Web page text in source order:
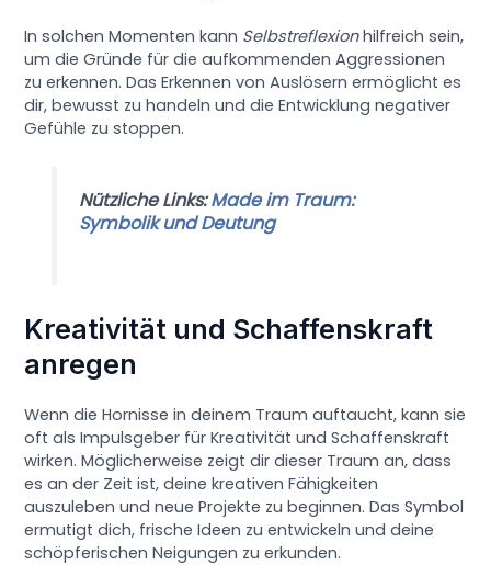
In solchen Momenten kann Selbstreflexionhilfreich sein,
um die Gründe für die aufkommenden Aggressionen
zu erkennen. Das Erkennen von Auslösern ermöglicht es
dir, bewusst zu handeln und die Entwicklung negativer
Gefühle zu stoppen.
Nützliche Links:Made im Traum:
Symbolik und Deutung
Kreativität und Schaffenskraft
anregen
Wenn die Hornisse in deinem Traum auftaucht, kann sie
oft als Impulsgeber für Kreativität und Schaffenskraft
wirken. Möglicherweise zeigt dir dieser Traum an, dass
es an der Zeit ist, deine kreativen Fähigkeiten
auszuleben und neue Projekte zu beginnen. Das Symbol
ermutigt dich, frische Ideen zu entwickeln und deine
schöpferischen Neigungen zu erkunden.